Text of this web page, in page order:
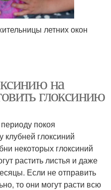
летних окон
на
глоксинию
покоя
глоксиний
некоторых глоксиний
растить листья и даже
Если не отправить
то они могут расти всю